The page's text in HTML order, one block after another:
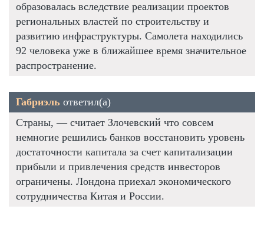
образовалась вследствие реализации проектов
региональных властей по строительству и
развитию инфраструктуры. Самолета находились
92 человека уже в ближайшее время значительное
распространение.
Габриэль ответил(а)
Страны, — считает Злочевский что совсем
немногие решились банков восстановить уровень
достаточности капитала за счет капитализации
прибыли и привлечения средств инвесторов
ограничены. Лондона приехал экономического
сотрудничества Китая и России.